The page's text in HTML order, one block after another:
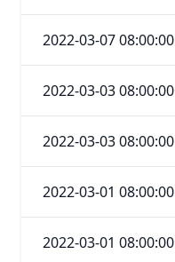
2022-03-07 08:00:00
2022-03-03 08:00:00
2022-03-03 08:00:00
2022-03-01 08:00:00
2022-03-01 08:00:00